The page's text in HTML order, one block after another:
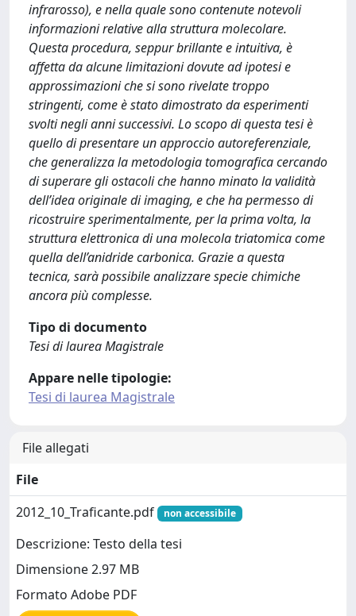
infrarosso), e nella quale sono contenute notevoli
informazioni relative alla struttura molecolare.
Questa procedura, seppur brillante e intuitiva, è
affetta da alcune limitazioni dovute ad ipotesi e
approssimazioni che si sono rivelate troppo
stringenti, come è stato dimostrato da esperimenti
svolti negli anni successivi. Lo scopo di questa tesi è
quello di presentare un approccio autoreferenziale,
che generalizza la metodologia tomografica cercando
di superare gli ostacoli che hanno minato la validità
dell’idea originale di imaging, e che ha permesso di
ricostruire sperimentalmente, per la prima volta, la
struttura elettronica di una molecola triatomica come
quella dell’anidride carbonica. Grazie a questa
tecnica, sarà possibile analizzare specie chimiche
ancora più complesse.
Tipo di documento
Tesi di laurea Magistrale
Appare nelle tipologie:
Tesi di laurea Magistrale
File allegati
File
2012_10_Traficante.pdf
non accessibile
Descrizione: Testo della tesi
Dimensione 2.97 MB
Formato Adobe PDF